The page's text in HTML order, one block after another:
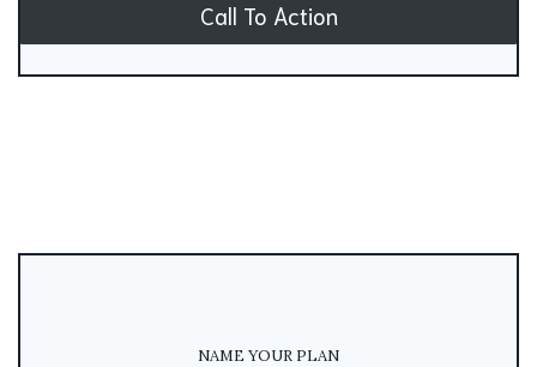
Call To Action
NAME YOUR PLAN